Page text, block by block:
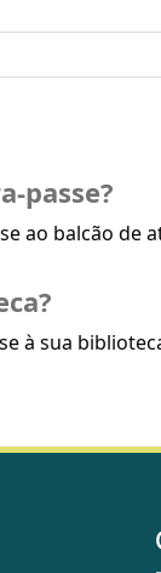
passe?
ao balcão de
à sua